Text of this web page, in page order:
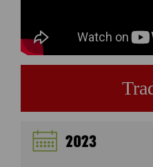
2023